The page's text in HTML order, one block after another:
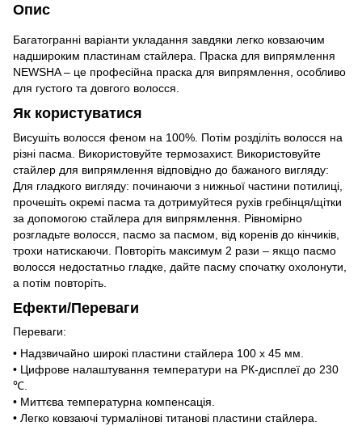
Опис
Багатогранні варіанти укладання завдяки легко ковзаючим
надшироким пластинам стайлера. Праска для випрямлення
NEWSHA – це професійна праска для випрямлення, особливо
для густого та довгого волосся.
Як користуватися
Висушіть волосся феном на 100%. Потім розділіть волосся на
різні пасма. Використовуйте термозахист. Використовуйте
стайлер для випрямлення відповідно до бажаного вигляду:
Для гладкого вигляду: починаючи з нижньої частини потилиці,
прочешіть окремі пасма та дотримуйтеся рухів гребінця/щітки
за допомогою стайлера для випрямлення. Рівномірно
розгладьте волосся, пасмо за пасмом, від коренів до кінчиків,
трохи натискаючи. Повторіть максимум 2 рази – якщо пасмо
волосся недостатньо гладке, дайте пасму спочатку охолонути,
а потім повторіть.
Ефекти/Переваги
Переваги:
• Надзвичайно широкі пластини стайлера 100 x 45 мм.
• Цифрове налаштування температури на РК-дисплеї до 230
℃.
• Миттєва температурна компенсація.
• Легко ковзаючі турмалінові титанові пластини стайлера.